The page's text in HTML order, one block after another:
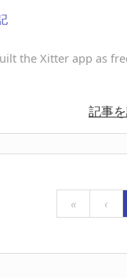
the Xitter app as
記事
« ‹